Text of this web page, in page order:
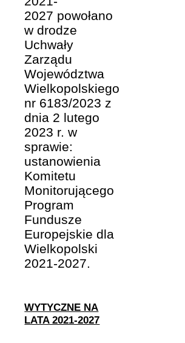
2027 powołano
w drodze
Uchwały
Zarządu
Województwa
Wielkopolskiego
nr 6183/2023 z
dnia 2 lutego
2023 r. w
sprawie:
ustanowienia
Komitetu
Monitorującego
Program
Fundusze
Europejskie dla
Wielkopolski
2021-2027.
WYTYCZNE NA
LATA 2021-2027